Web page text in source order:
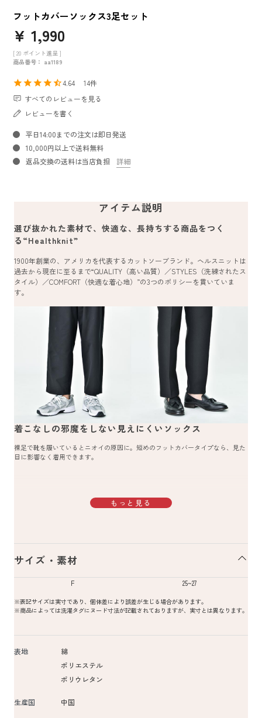
フットカバーソックス3足セット
¥ 1,990
[ 20 ポイント進呈 ]
商品番号
aa1189
4.64
14
すべてのレビューを見る
レビューを書く
平日14:00までの注文は即日発送
10,000円以上で送料無料
返品交換の送料は当店負担
詳細
アイテム説明
選び抜かれた素材で、快適な、長持ちする商品をつく
る“Healthknit”
1900年創業の、アメリカを代表するカットソーブランド。ヘルスニットは
過去から現在に至るまで“QUALITY（高い品質）／STYLES（洗練されたス
タイル）／COMFORT（快適な着心地）”の3つのポリシーを貫いていま
す。
着こなしの邪魔をしない見えにくいソックス
裸足で靴を履いているとニオイの原因に。短めのフットカバータイプなら、見た
目に影響なく着用できます。
もっと見る
サイズ・素材
F 25~27
※表記サイズは実寸であり、個体差により誤差が生じる場合があります。
※商品によっては洗濯タグにヌード寸法が記載されておりますが、実寸とは異なります。
表地
綿
ポリエステル
ポリウレタン
生産国 中国